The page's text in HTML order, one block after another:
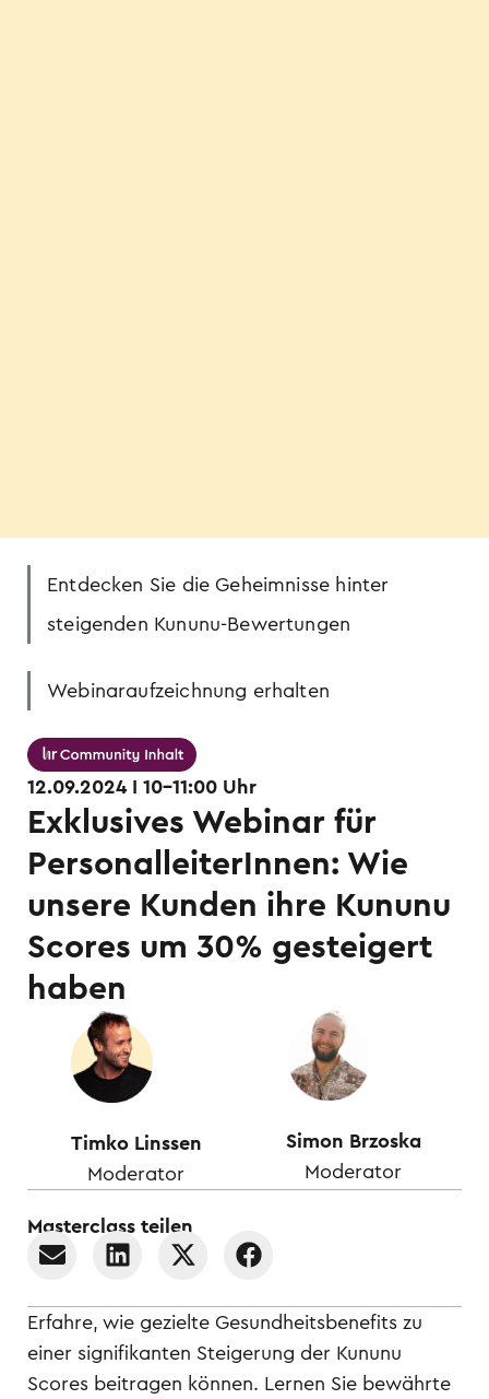
Entdecken Sie die Geheimnisse hinter
steigenden Kununu-Bewertungen
Webinaraufzeichnung erhalten
12.09.2024 I 10-11:00 Uhr
Exklusives Webinar für
PersonalleiterInnen: Wie
unsere Kunden ihre Kununu
Scores um 30% gesteigert
haben
Timko Linssen
Moderator
Simon Brzoska
Moderator
Masterclass teilen
Erfahre, wie gezielte Gesundheitsbenefits zu
einer signifikanten Steigerung der Kununu
Scores beitragen können. Lernen Sie bewährte